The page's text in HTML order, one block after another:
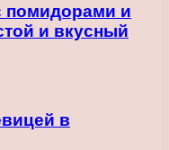
помидорами и
и вкусный
в